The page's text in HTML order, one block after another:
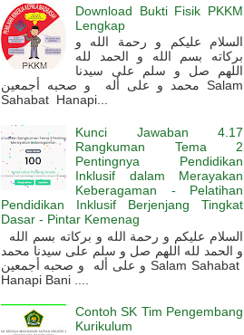
Download Bukti Fisik PKKM
Lengkap
السلام عليكم و رحمة الله و
بركاته بسم الله و الحمد لله
اللهم صل و سلم على سيدنا
محمد و على أله و صحبه أجمعين Salam
Sahabat Hanapi...
Kunci Jawaban 4.17
Rangkuman Tema 2
Pentingnya Pendidikan
Inklusif dalam Merayakan
Keberagaman - Pelatihan
Pendidikan Inklusif Berjenjang Tingkat
Dasar - Pintar Kemenag
و الحمد لله اللهم صل و سلم على سيدنا محمد
و على أله و صحبه أجمعين Salam Sahabat
Hanapi Bani ....
Contoh SK Tim Pengembang
Kurikulum